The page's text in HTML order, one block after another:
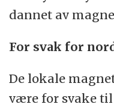
dannet av
For svak for
De lokale
være for svake